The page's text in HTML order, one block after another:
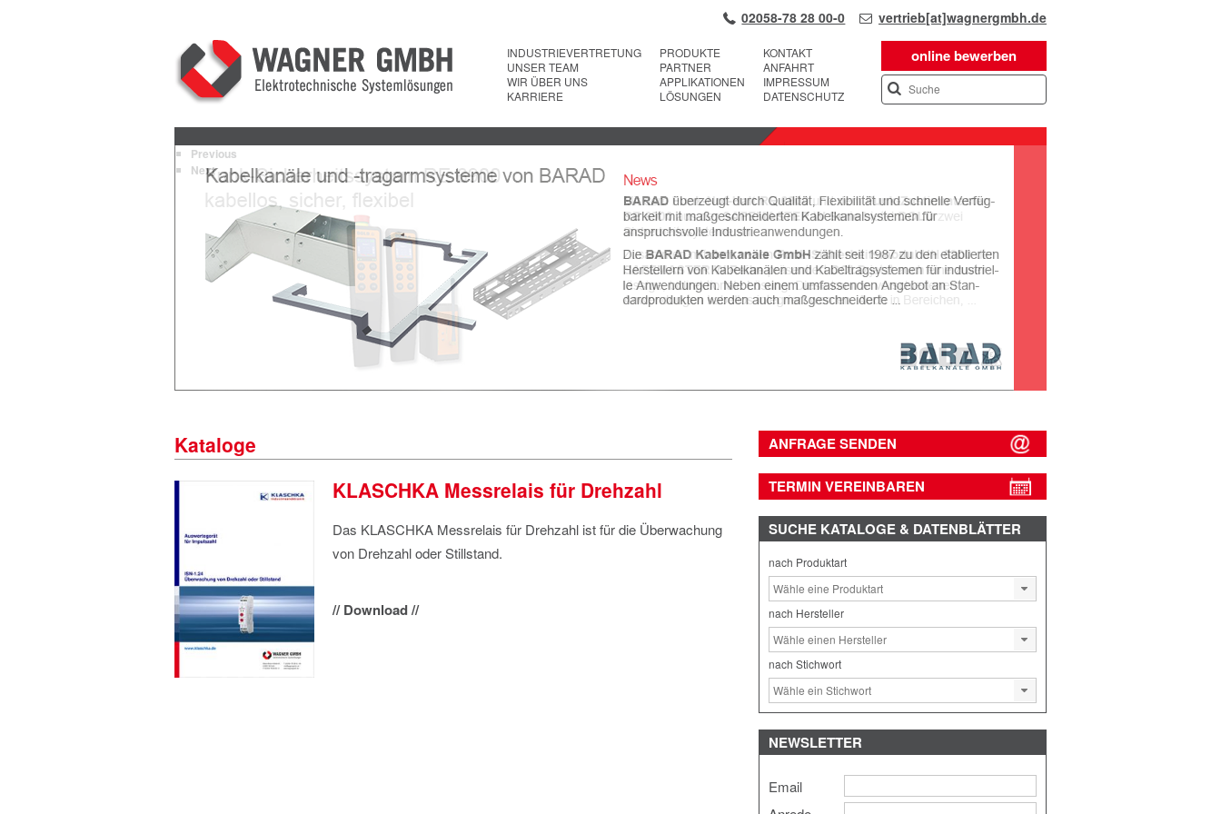
02058-78 28 00-0 vertrieb[at]wagnergmbh.de
online bewerben
INDUSTRIEVERTRETUNG
UNSER TEAM
WIR ÜBER UNS
KARRIERE
PRODUKTE
PARTNER
APPLIKATIONEN
LÖSUNGEN
KONTAKT
ANFAHRT
IMPRESSUM
DATENSCHUTZ
Previous
Next
Kataloge
KLASCHKA Messrelais für Drehzahl
Das KLASCHKA Messrelais für Drehzahl ist für die Überwachung
von Drehzahl oder Stillstand.
// Download //
ANFRAGE SENDEN
TERMIN VEREINBAREN
SUCHE KATALOGE & DATENBLÄTTER
nach Produktart
nach Hersteller
nach Stichwort
NEWSLETTER
Email